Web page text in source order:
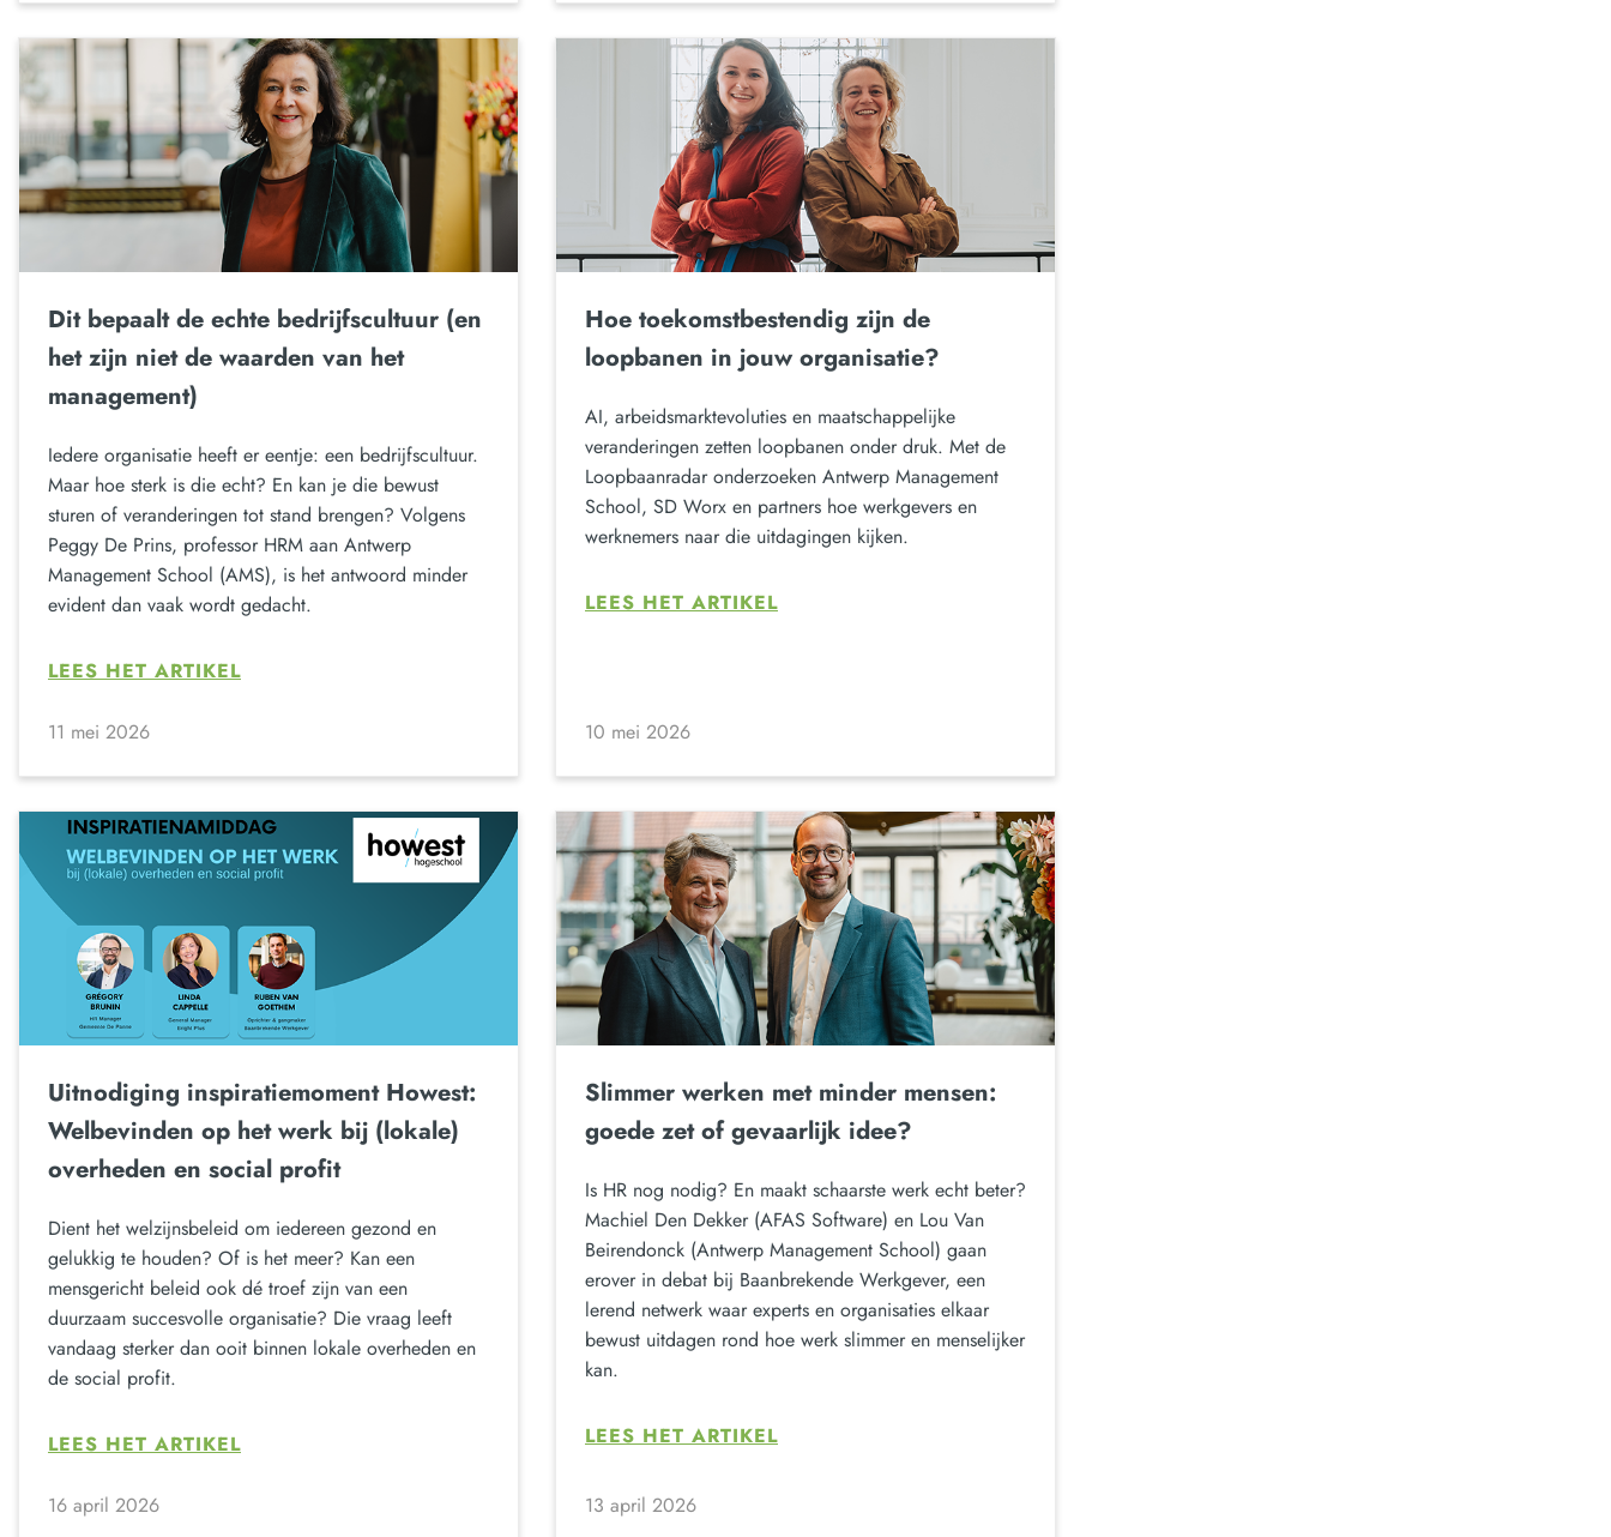
Dit bepaalt de echte bedrijfscultuur (en
het zijn niet de waarden van het
management)
Iedere organisatie heeft er eentje: een bedrijfscultuur.
Maar hoe sterk is die echt? En kan je die bewust
sturen of veranderingen tot stand brengen? Volgens
Peggy De Prins, professor HRM aan Antwerp
Management School (AMS), is het antwoord minder
evident dan vaak wordt gedacht.
LEES HET ARTIKEL
11 mei 2026
Hoe toekomstbestendig zijn de
loopbanen in jouw organisatie?
AI, arbeidsmarktevoluties en maatschappelijke
veranderingen zetten loopbanen onder druk. Met de
Loopbaanradar onderzoeken Antwerp Management
School, SD Worx en partners hoe werkgevers en
werknemers naar die uitdagingen kijken.
LEES HET ARTIKEL
10 mei 2026
Uitnodiging inspiratiemoment Howest:
Welbevinden op het werk bij (lokale)
overheden en social profit
Dient het welzijnsbeleid om iedereen gezond en
gelukkig te houden? Of is het meer? Kan een
mensgericht beleid ook dé troef zijn van een
duurzaam succesvolle organisatie? Die vraag leeft
vandaag sterker dan ooit binnen lokale overheden en
de social profit.
LEES HET ARTIKEL
16 april 2026
Slimmer werken met minder mensen:
goede zet of gevaarlijk idee?
Is HR nog nodig? En maakt schaarste werk echt beter?
Machiel Den Dekker (AFAS Software) en Lou Van
Beirendonck (Antwerp Management School) gaan
erover in debat bij Baanbrekende Werkgever, een
lerend netwerk waar experts en organisaties elkaar
bewust uitdagen rond hoe werk slimmer en menselijker
kan.
LEES HET ARTIKEL
13 april 2026